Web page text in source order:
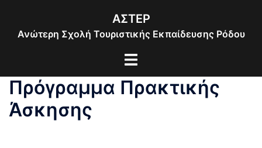
content
ΑΣΤΕΡ
Ανώτερη Σχολή Τουριστικής Εκπαίδευσης Ρόδου
Toggle
Πρόγραμμα Πρακτικής
Άσκησης